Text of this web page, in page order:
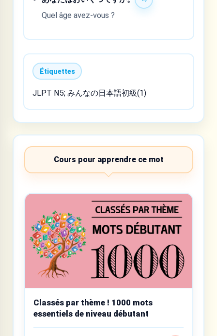
Quel âge avez-vous ?
Étiquettes
JLPT N5; みんなの日本語初級(1)
Cours pour apprendre ce mot
Classés par thème ! 1000 mots
essentiels de niveau débutant